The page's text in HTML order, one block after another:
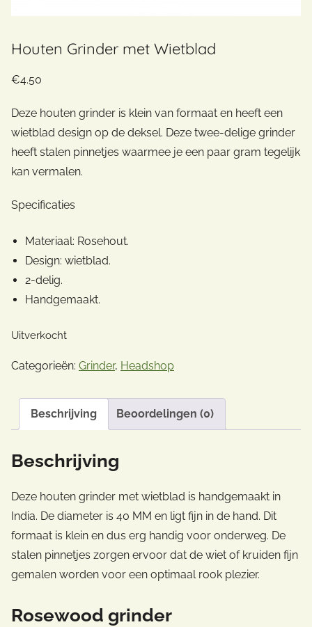
Houten Grinder met Wietblad
€4.50
Deze houten grinder is klein van formaat en heeft een
wietblad design op de deksel. Deze twee-delige grinder
heeft stalen pinnetjes waarmee je een paar gram tegelijk
kan vermalen.
Specificaties
Materiaal: Rosehout.
Design: wietblad.
2-delig.
Handgemaakt.
Uitverkocht
Categorieën: Grinder, Headshop
Beschrijving Beoordelingen (0)
Beschrijving
Deze houten grinder met wietblad is handgemaakt in
India. De diameter is 40 MM en ligt fijn in de hand. Dit
formaat is klein en dus erg handig voor onderweg. De
stalen pinnetjes zorgen ervoor dat de wiet of kruiden fijn
gemalen worden voor een optimaal rook plezier.
Rosewood grinder